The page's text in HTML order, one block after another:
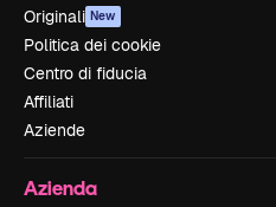
Originali New
Politica dei cookie
Centro di fiducia
Affiliati
Aziende
Azienda